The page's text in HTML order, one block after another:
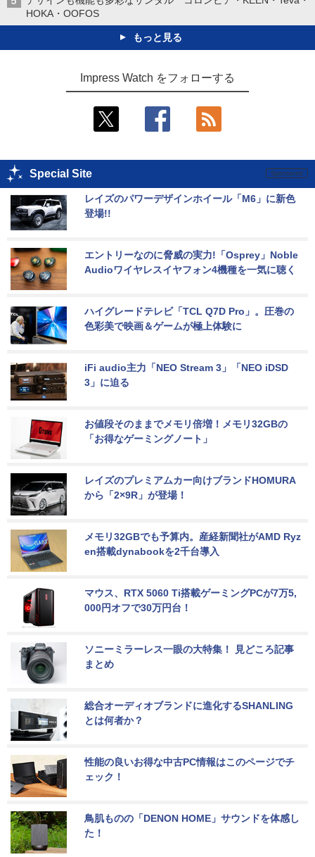
HOKA・OOFOS
もっと見る
Impress Watch をフォローする
Special Site
レイズのパワーデザインホイール「M6」に新色
登場!!
エントリーなのに脅威の実力!「Osprey」Noble
Audioワイヤレスイヤフォン4機種を一気に聴く
ハイグレードテレビ「TCL Q7D Pro」。圧巻の
色彩美で映画＆ゲームが極上体験に
iFi audio主力「NEO Stream 3」「NEO iDSD
3」に迫る
お値段そのままでメモリ倍増！メモリ32GBの
「お得なゲーミングノート」
レイズのプレミアムカー向けブランドHOMURA
から「2×9R」が登場！
メモリ32GBでも予算内。産経新聞社がAMD Ryz
en搭載dynabookを2千台導入
マウス、RTX 5060 Ti搭載ゲーミングPCが7万5,
000円オフで30万円台！
ソニーミラーレス一眼の大特集！ 見どころ記事
まとめ
総合オーディオブランドに進化するSHANLING
とは何者か？
性能の良いお得な中古PC情報はこのページでチ
ェック！
鳥肌ものの「DENON HOME」サウンドを体感し
た！